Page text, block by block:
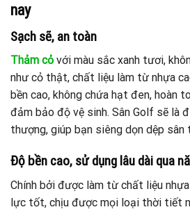
nay
Sạch sẽ, an toàn
Thảm cỏ với màu sắc xanh tươi,
như cỏ thật, chất liệu làm từ nhựa
bền cao, không chứa hạt đen, hoàn
đảm bảo độ vệ sinh. Sân Golf sẽ là
thượng, giúp bạn siêng dọn dệp sân
Độ bền cao, sử dụng lâu dài qua
Chính bởi được làm từ chất liệu
lực tốt, chịu được mọi loại thời tiết